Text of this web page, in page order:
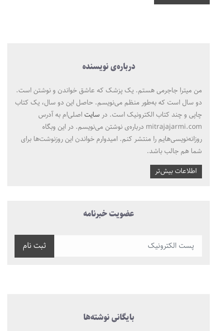
درباره‌ی نویسنده
من میترا جاجرمی هستم. یک پزشک که عاشق خواندن و نوشتن است.
دو سال است که به‌طور منظم می‌نویسم. حاصل این دو سال، یک کتاب
چاپی و چند کتاب الکترونیک است. در سایتاصلی‌ام به آدرس
mitrajajarmi.com درباره‌ی نوشتن می‌نویسم. در این وبگاه
روزانه‌نویسی‌هایم را منتشر کنم. امیدوارم خواندن این روزنوشت‌ها برای
شما هم جالب باشد.
اطلاعات بیش‌تر
عضویت خبرنامه
ثبت نام
بایگانی نوشته‌ها